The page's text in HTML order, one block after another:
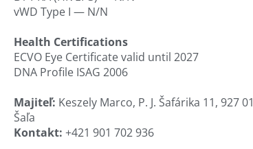
vWD Type I — N/N
Health Certifications
ECVO Eye Certificate valid until 2027
DNA Profile ISAG 2006
Majiteľ: Keszely Marco, P. J. Šafárika 11, 927 01
Šaľa
Kontakt: +421 901 702 936